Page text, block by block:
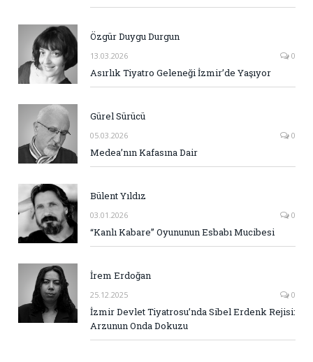
Özgür Duygu Durgun
13.03.2026 0
Asırlık Tiyatro Geleneği İzmir’de Yaşıyor
Gürel Sürücü
05.03.2026 0
Medea’nın Kafasına Dair
Bülent Yıldız
03.01.2026 0
“Kanlı Kabare” Oyununun Esbabı Mucibesi
İrem Erdoğan
25.12.2025 0
İzmir Devlet Tiyatrosu’nda Sibel Erdenk Rejisi:
Arzunun Onda Dokuzu